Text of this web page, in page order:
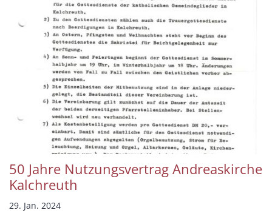
50 Jahre Nutzungsvertrag Andreaskirche
Kalchreuth
29. Jan. 2024